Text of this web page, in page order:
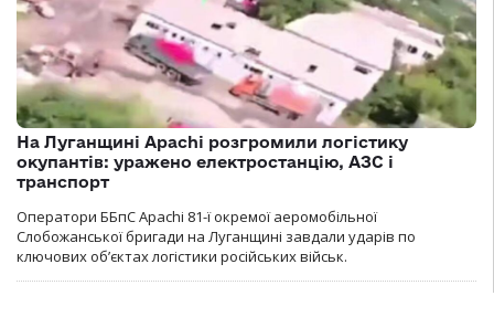
На Луганщині Apachi розгромили логістику
окупантів: уражено електростанцію, АЗС і
транспорт
Оператори ББпС Apachi 81-ї окремої аеромобільної
Слобожанської бригади на Луганщині завдали ударів по
ключових об’єктах логістики російських військ.